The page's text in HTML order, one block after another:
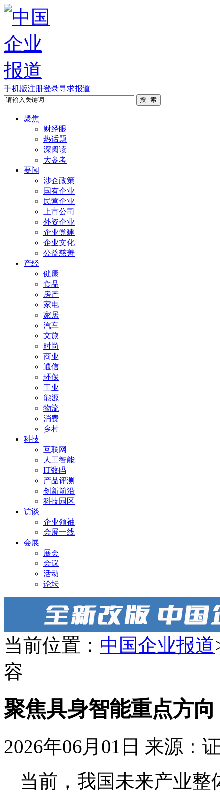
手机版注册登录寻求报道
聚焦
财经眼
热话题
深阅读
大参考
要闻
涉企政策
国有企业
民营企业
上市公司
外资企业
企业党建
企业文化
公益慈善
产经
健康
食品
房产
家电
家居
汽车
文旅
时尚
商业
通信
环保
工业
能源
物流
消费
乡村
科技
互联网
人工智能
IT数码
产品评测
创新前沿
科技园区
访谈
企业领袖
会展一线
会展
展会
会议
活动
论坛
当前位置： 中国企业报道
容
聚焦具身智能重点方
2026年06月01日 来源：
当前，我国未来产业